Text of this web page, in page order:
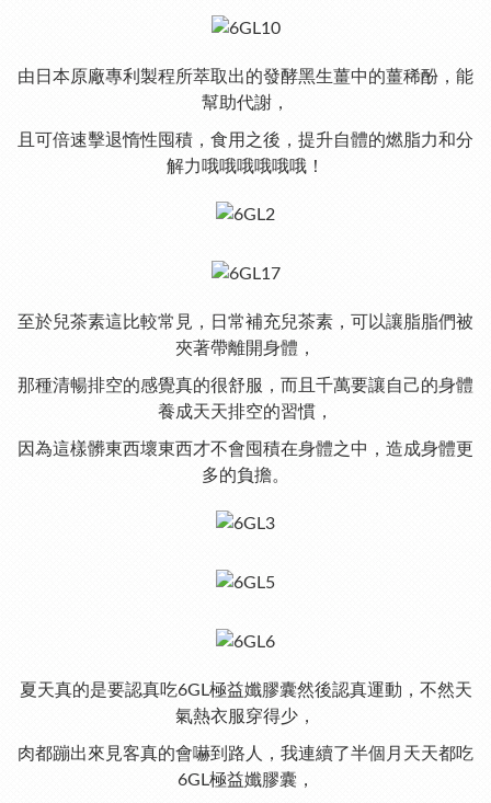
由日本原廠專利製程所萃取出的發酵黑生薑中的薑稀酚，能
幫助代謝，
且可倍速擊退惰性囤積，食用之後，提升自體的燃脂力和分
解力哦哦哦哦哦哦！
至於兒茶素這比較常見，
日常補充兒茶素，可以讓脂脂們被
夾著帶離開身體，
那種清暢排空的感覺真的很舒服， 而且千萬要讓自己的身體
養成天天排空的習慣，
因為這樣髒東西壞東西才不會囤積在身體之中，造成身體更
多的負擔。
夏天真的是要認真吃6GL極益孅膠囊然後認真運動，不然天
氣熱衣服穿得少，
肉都蹦出來見客真的會嚇到路人，我連續了半個月天天都吃
6GL極益孅膠囊，